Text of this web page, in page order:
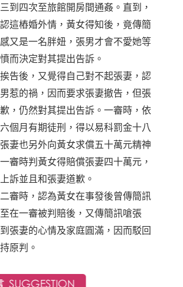
到四次至旅館開房間通姦。直到，
這樁婚外情，黃女得知後，竟傳簡
又是一名胖妞，張男才會不愛她等
而決定對其提出告訴。
告後，又覺得自己對不起張妻，認
惹的禍，因而要求張妻撤告，但張
，仍然對其提出告訴。一審時，依
個月有期徒刑，得以易科罰金十八
妻也另外向黃女求償五十萬元精神
審時判黃女得賠償張妻四十萬元，
訴並且和張妻道歉。
審時，認為黃女在事發後曾傳簡訊
在一審被判賠後，又傳簡訊嗆張
張妻的心情及家庭圓滿，因而駁回
原判。